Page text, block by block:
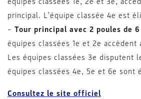
principal. L’équipe classée 4e est
– Tour principal avec 2 poules de
équipes classées 1e et 2e accèdent
Les équipes classées 3e disputent
équipes classées 4e, 5e et 6e sont
Consultez le site officiel